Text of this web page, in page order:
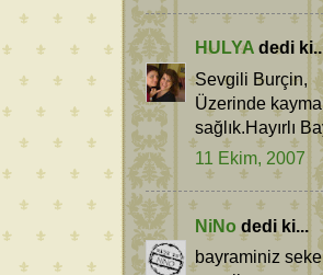
HULYA dedi
Sevgili Burçin,
Üzerinde
sağlık.Hayırlı
11 Ekim, 2007
NiNo dedi ki...
bayraminiz